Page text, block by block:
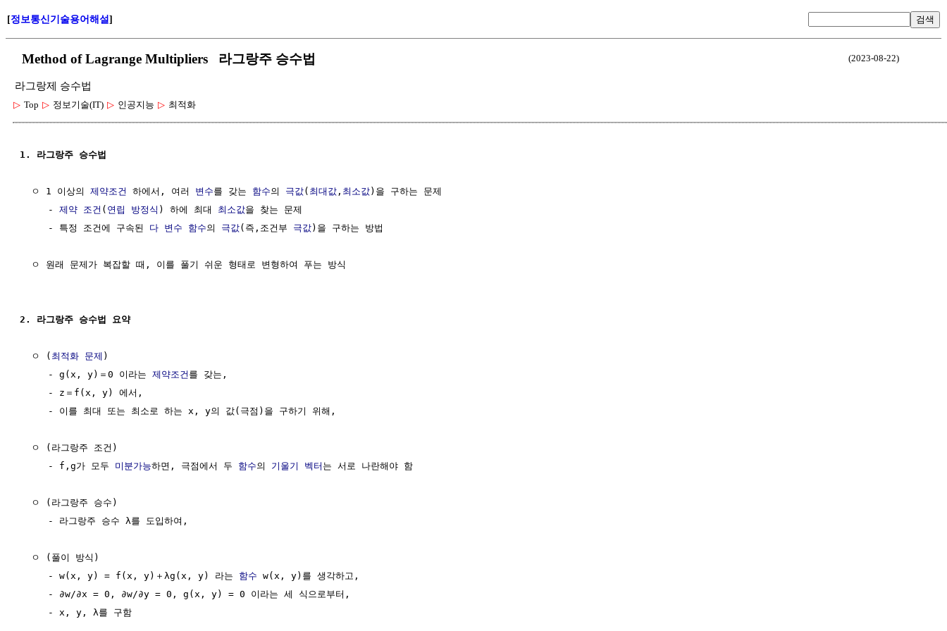
[정보통신기술용어해설] 검색
Method of Lagrange Multipliers 라그랑주 승수법 (2023-08-22)
라그랑제 승수법
▷ Top ▷ 정보기술(IT) ▷ 인공지능 ▷ 최적화
1. 라그랑주 승수법
  ㅇ 1 이상의
제약조건 하에서, 여러 변수를 갖는 함수의 극값( 최대값 , 최소값)을 구하는 문제
     -
제약 조건 ( 연립 방정식 ) 하에 최대 최소값을 찾는 문제
     - 특정 조건에 구속된
다 변수 함수의 극값(즉,조건부 극값)을 구하는 방법
  ㅇ 원래 문제가 복잡할 때, 이를 풀기 쉬운 형태로 변형하여 푸는 방식
2. 라그랑주 승수법 요약
  ㅇ (
최적화 문제 )
     - g(x, y)＝0 이라는
제약조건 를 갖는,
     - z＝f(x, y) 에서,
     - 이를 최대 또는 최소로 하는 x, y의 값(극점)을 구하기 위해,
  ㅇ (라그랑주 조건)
     - f,g가 모두
미분가능하면, 극점에서 두 함수의 기울기 벡터 는 서로 나란해야 함
  ㅇ (라그랑주 승수)
     - 라그랑주 승수 λ를 도입하여,
  ㅇ (풀이 방식)
     - w(x, y) = f(x, y)＋λg(x, y) 라는
함수 w(x, y)를 생각하고,
     - ∂w/∂x = 0, ∂w/∂y = 0, g(x, y) = 0 이라는 세 식으로부터,